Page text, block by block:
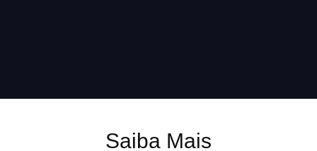
Saiba Mais